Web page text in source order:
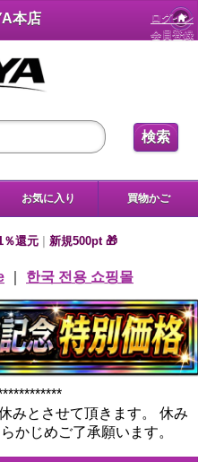
本店
ログイン
会員登録
検索
お気に入り 買物かご
％還元 新規500pt 🎁
한국 전용 쇼핑몰
みとさせて頂きます。 休み
かじめご了承願います。